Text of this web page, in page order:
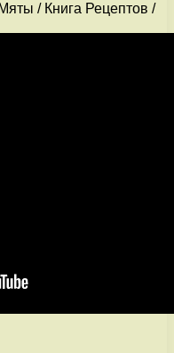
/ Книга Рецептов /